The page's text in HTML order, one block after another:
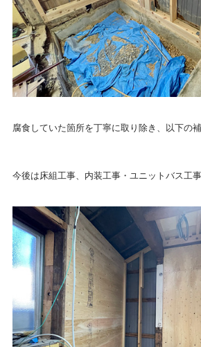
腐食していた箇所を丁寧に取り除き、以下の
今後は床組工事、内装工事・ユニットバス工